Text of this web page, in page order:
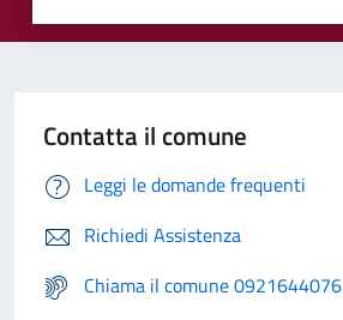
Contatta il comune
Leggi le domande frequenti
Richiedi Assistenza
Chiama il comune 0921644076